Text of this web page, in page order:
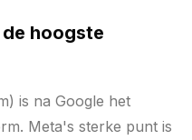
hoogste
is na Google het
Meta's sterke punt is